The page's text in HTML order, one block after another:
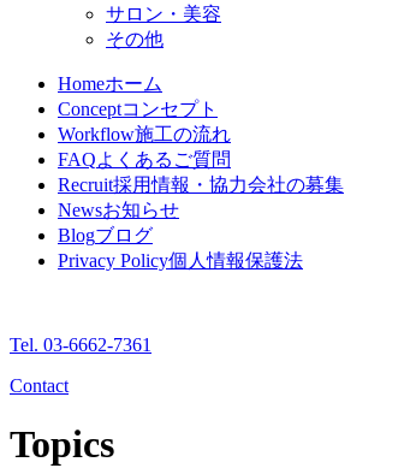
サロン・美容
その他
Homeホーム
Conceptコンセプト
Workflow施工の流れ
FAQよくあるご質問
Recruit採用情報・協力会社の募集
Newsお知らせ
Blogブログ
Privacy Policy個人情報保護法
Tel. 03-6662-7361
Contact
Topics